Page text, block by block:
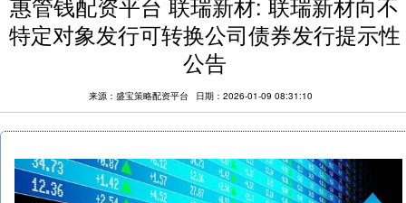
惠管钱配资平台 联瑞新材: 联瑞新材向不
特定对象发行可转换公司债券发行提示性
公告
来源：盛宝策略配资平台 日期：2026-01-09 08:31:10